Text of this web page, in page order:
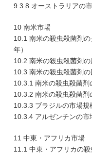
9.3.8 オーストラリアの
10 南米市場
10.1 南米の殺虫殺菌剤
年）
10.2 南米の殺虫殺菌剤
10.3 南米の殺虫殺菌剤
10.3.1 南米の殺虫殺菌剤
10.3.2 南米の殺虫殺菌剤
10.3.3 ブラジルの市場規
10.3.4 アルゼンチンの市
11 中東・アフリカ市場
11.1 中東・アフリカの